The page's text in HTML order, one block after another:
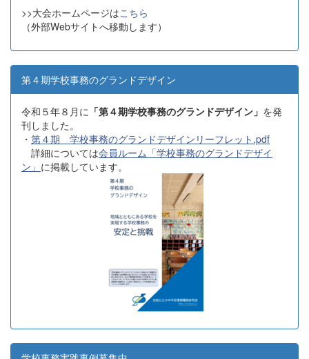
>>大会ホームページはこちら
（外部Webサイトへ移動します）
第４期学校事務のグランドデザイン
令和５年８月に 「第４期学校事務のグランドデザイン」 を発
刊しました。
・ 第４期 学校事務のグランドデザインリーフレット.pdf
詳細については会員ルーム「学校事務のグランドデザイ
ン」 に掲載しています。